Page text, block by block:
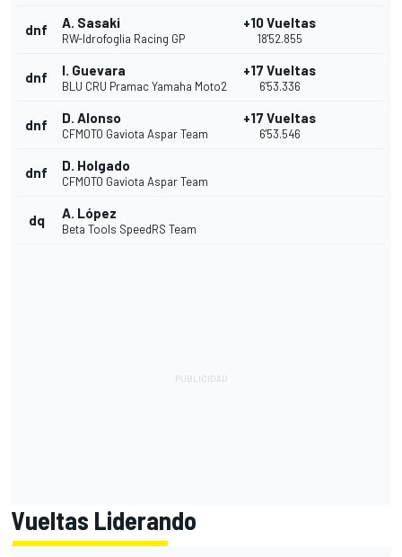
dnf A. Sasaki
RW-Idrofoglia Racing GP
+10 Vueltas
18'52.855
dnf I. Guevara
BLU CRU Pramac Yamaha Moto2
+17 Vueltas
6'53.336
dnf D. Alonso
CFMOTO Gaviota Aspar Team
+17 Vueltas
6'53.546
dnf D. Holgado
CFMOTO Gaviota Aspar Team
dq A. López
Beta Tools SpeedRS Team
Vueltas Liderando